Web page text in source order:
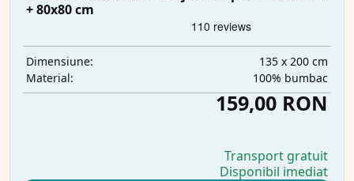
+ 80x80 cm
Dimensiune:
135 x 200 cm
Material:
100% bumbac
159,00 RON
Transport gratuit
Disponibil imediat